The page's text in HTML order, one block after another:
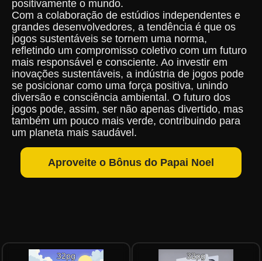
positivamente o mundo.
Com a colaboração de estúdios independentes e
grandes desenvolvedores, a tendência é que os
jogos sustentáveis se tornem uma norma,
refletindo um compromisso coletivo com um futuro
mais responsável e consciente. Ao investir em
inovações sustentáveis, a indústria de jogos pode
se posicionar como uma força positiva, unindo
diversão e consciência ambiental. O futuro dos
jogos pode, assim, ser não apenas divertido, mas
também um pouco mais verde, contribuindo para
um planeta mais saudável.
Aproveite o Bônus do Papai Noel